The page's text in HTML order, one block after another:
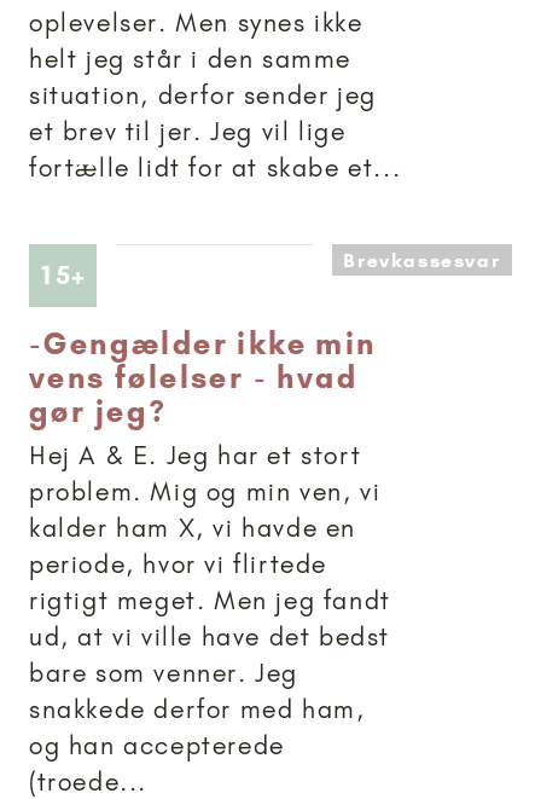
oplevelser. Men synes ikke
helt jeg står i den samme
situation, derfor sender jeg
et brev til jer. Jeg vil lige
fortælle lidt for at skabe et...
15+ Artikler anbefalet til 15+Brevkassesvar
-Gengælder ikke min
vens følelser - hvad
gør jeg?
Hej A & E. Jeg har et stort
problem. Mig og min ven, vi
kalder ham X, vi havde en
periode, hvor vi flirtede
rigtigt meget. Men jeg fandt
ud, at vi ville have det bedst
bare som venner. Jeg
snakkede derfor med ham,
og han accepterede
(troede...